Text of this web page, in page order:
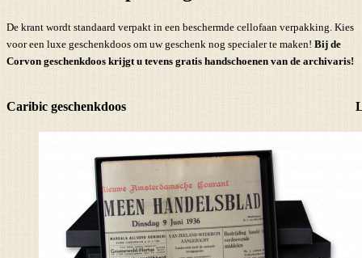
De krant wordt standaard verpakt in een beschermde cellofaan verpakking. Kies
voor een luxe geschenkdoos om uw geschenk nog specialer te maken! Bij de
Corvon geschenkdoos krijgt u tevens gratis handschoenen van de archivaris!
Caribic geschenkdoos